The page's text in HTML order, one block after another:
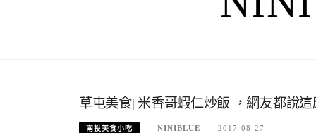
草屯美食| 米香哥蝦仁炒飯 ，網友都說
南投美食小吃 NINIBLUE 2017-08-27